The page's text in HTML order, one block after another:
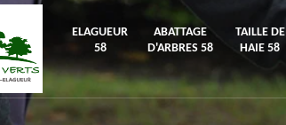
ELAGUEUR
58
ABATTAGE
D'ARBRES 58
TAILLE DE
HAIE 58